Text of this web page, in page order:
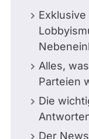
Alles,
Parteien
Die
Der